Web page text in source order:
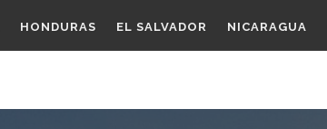
HONDURAS EL SALVADOR NICARAGUA